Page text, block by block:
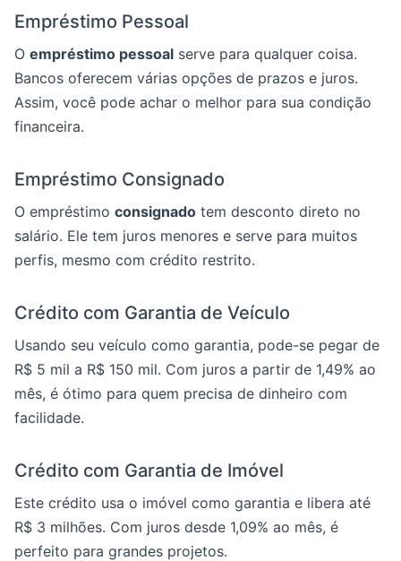
Empréstimo Pessoal
O empréstimo pessoal serve para qualquer coisa.
Bancos oferecem várias opções de prazos e juros.
Assim, você pode achar o melhor para sua condição
financeira.
Empréstimo Consignado
O empréstimo consignado tem desconto direto no
salário. Ele tem juros menores e serve para muitos
perfis, mesmo com crédito restrito.
Crédito com Garantia de Veículo
Usando seu veículo como garantia, pode-se pegar de
R$ 5 mil a R$ 150 mil. Com juros a partir de 1,49% ao
mês, é ótimo para quem precisa de dinheiro com
facilidade.
Crédito com Garantia de Imóvel
Este crédito usa o imóvel como garantia e libera até
R$ 3 milhões. Com juros desde 1,09% ao mês, é
perfeito para grandes projetos.